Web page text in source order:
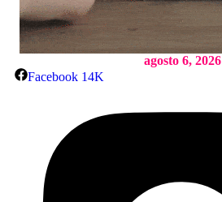
agosto 6, 2026
Facebook 14K